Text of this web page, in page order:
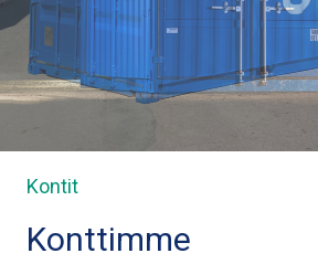
Kontit
Konttimme